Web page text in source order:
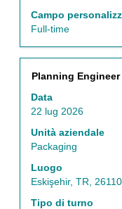
Campo
Full-time
Titolo
Planning Engineer
Data
22 lug 2026
Unità aziendale
Packaging
Luogo
Eskişehir, TR, 26110
Tipo di turno
Effettuare
selezione
con
la
barra
per
visualizzare
i